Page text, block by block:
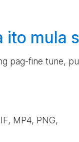
ito mula
pag-fine tune,
MP4, PNG,